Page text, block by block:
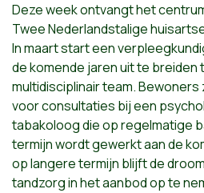
Deze week ontvangt het
Twee Nederlandstalige
In maart start een
de komende jaren uit te breiden
multidisciplinair team.
voor consultaties bij een
tabakoloog die op regelmatige
termijn wordt gewerkt aan de
op langere termijn blijft de
tandzorg in het aanbod op te